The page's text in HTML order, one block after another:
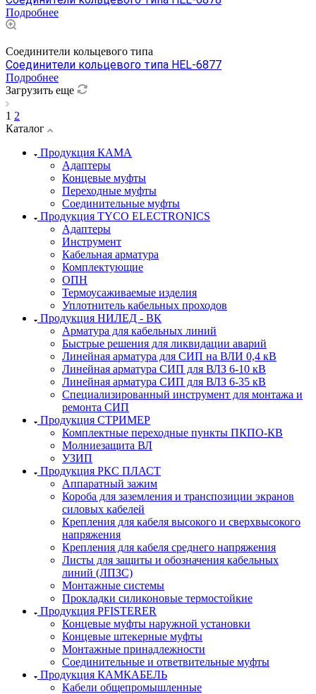
Подробнее
Соединители кольцевого типа
Соединители кольцевого типа HEL-6877
Подробнее
Загрузить еще
1 2
Каталог
Продукция КАМА
Адаптеры
Концевые муфты
Переходные муфты
Соединительные муфты
Продукция TYCO ELECTRONICS
Адаптеры
Инструмент
Кабельная арматура
Комплектующие
ОПН
Термоусаживаемые изделия
Уплотнитель кабельных проходов
Продукция НИЛЕД - ВК
Арматура для кабельных линий
Быстрые решения для ликвидации аварий
Линейная арматура для СИП на ВЛИ 0,4 кВ
Линейная арматура СИП для ВЛЗ 6-10 кВ
Линейная арматура СИП для ВЛЗ 6-35 кВ
Специализированный инструмент для монтажа и
ремонта СИП
Продукция СТРИМЕР
Комплектные переходные пункты ПКПО-КВ
Молниезащита ВЛ
УЗИП
Продукция РКС ПЛАСТ
Аппаратный зажим
Короба для заземления и транспозиции экранов
силовых кабелей
Крепления для кабеля высокого и сверхвысокого
напряжения
Крепления для кабеля среднего напряжения
Листы для защиты и обозначения кабельных
линий (ЛПЗС)
Монтажные системы
Прокладки силиконовые термостойкие
Продукция PFISTERER
Концевые муфты наружной установки
Концевые штекерные муфты
Монтажные принадлежности
Соединительные и ответвительные муфты
Продукция КАМКАБЕЛЬ
Кабели общепромышленные